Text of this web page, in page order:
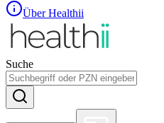
Über Healthii
Suche